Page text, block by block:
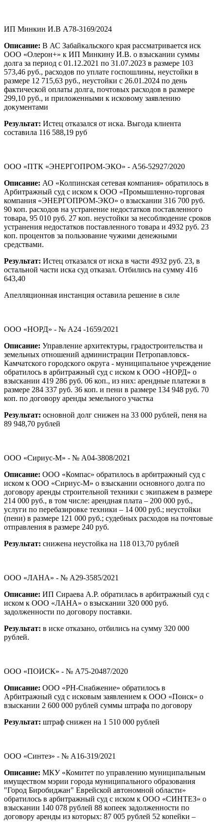
ИП Минкин И.В А78-3169/2024
Описание: В АС Забайкальского края рассматривается иск
ООО «Олерон+» к ИП Минкину И.В. о взыскании суммы
долга за период с 01.12.2021 по 31.07.2023 в размере 103
573,46 руб., расходов по уплате госпошлины, неустойки в
размере 12 715,63 руб., неустойки с 26.01.2024 по день
фактической оплаты долга, почтовых расходов в размере
299,10 руб., и приложенными к исковому заявлению
документами
Результат: Истец отказался от иска. Выгода клиента
составила 116 588,19 руб
ООО «ПТК «ЭНЕРГОПРОМ-ЭКО» - А56-52927/2020
Описание: АО «Колпинская сетевая компания» обратилось в
Арбитражный суд с иском к ООО «Промышленно-торговая
компания «ЭНЕРГОПРОМ-ЭКО» о взыскании 316 700 руб.
90 коп. расходов на устранение недостатков поставленного
товара, 95 010 руб. 27 коп. неустойки за несоблюдение сроков
устранения недостатков поставленного товара и 4932 руб. 23
коп. процентов за пользование чужими денежными
средствами.
Результат: Истец отказался от иска в части 4932 руб. 23, в
остальной части иска суд отказал. Отбились на сумму 416
643,40
Апелляционная инстанция оставила решение в силе
ООО «НОРД» - № А24 -1659/2021
Описание: Управление архитектуры, градостроительства и
земельных отношений администрации Петропавловск-
Камчатского городского округа - муниципальное учреждение
обратилось в арбитражный суд с иском к ООО «НОРД» о
взыскании 419 286 руб. 06 коп., из них: арендные платежи в
размере 284 337 руб. 36 коп. и пени в размере 134 948 руб. 70
коп. по договору аренды земельного участка
Результат: основной долг снижен на 33 000 рублей, пеня на
89 948,70 рублей
ООО «Сириус-М» - № А04-3808/2021
Описание: ООО «Компас» обратилось в арбитражный суд с
иском к ООО «Сириус-М» о взыскании основного долга по
договору аренды строительной техники с экипажем в размере
214 000 руб., в том числе: арендная плата – 200 000 руб.,
услуги по перебазировке техники – 14 000 руб.; неустойки
(пени) в размере 121 000 руб.; судебных расходов на почтовые
отправления в размере 240 руб.
Результат: снижена неустойка на 118 013,70 рублей
ООО «ЛАНА» - № А29-3585/2021
Описание: ИП Сираева А.Р. обратилась в арбитражный суд с
иском к ООО «ЛАНА» о взыскании 320 000 руб.
задолженности по договору поставки.
Результат: в иске отказано, отбились на сумму 320 000
рублей.
ООО «ПОИСК» - № А75-20487/2020
Описание: ООО «РН-Снабжение» обратилось в
Арбитражный суд с исковым заявлением к ООО «Поиск» о
взыскании 2 600 000 рублей суммы штрафа по договору
Результат: штраф снижен на 1 510 000 рублей
ООО «Синтез» - № А16-319/2021
Описание: МКУ «Комитет по управлению муниципальным
имуществом мэрии города муниципального образования
"Город Биробиджан" Еврейской автономной области»
обратилось в арбитражный суд с иском к ООО «СИНТЕЗ» о
взыскании 140 078 рублей 88 копеек задолженности по
договору аренды из которых: 87 005 рублей 52 копейки –